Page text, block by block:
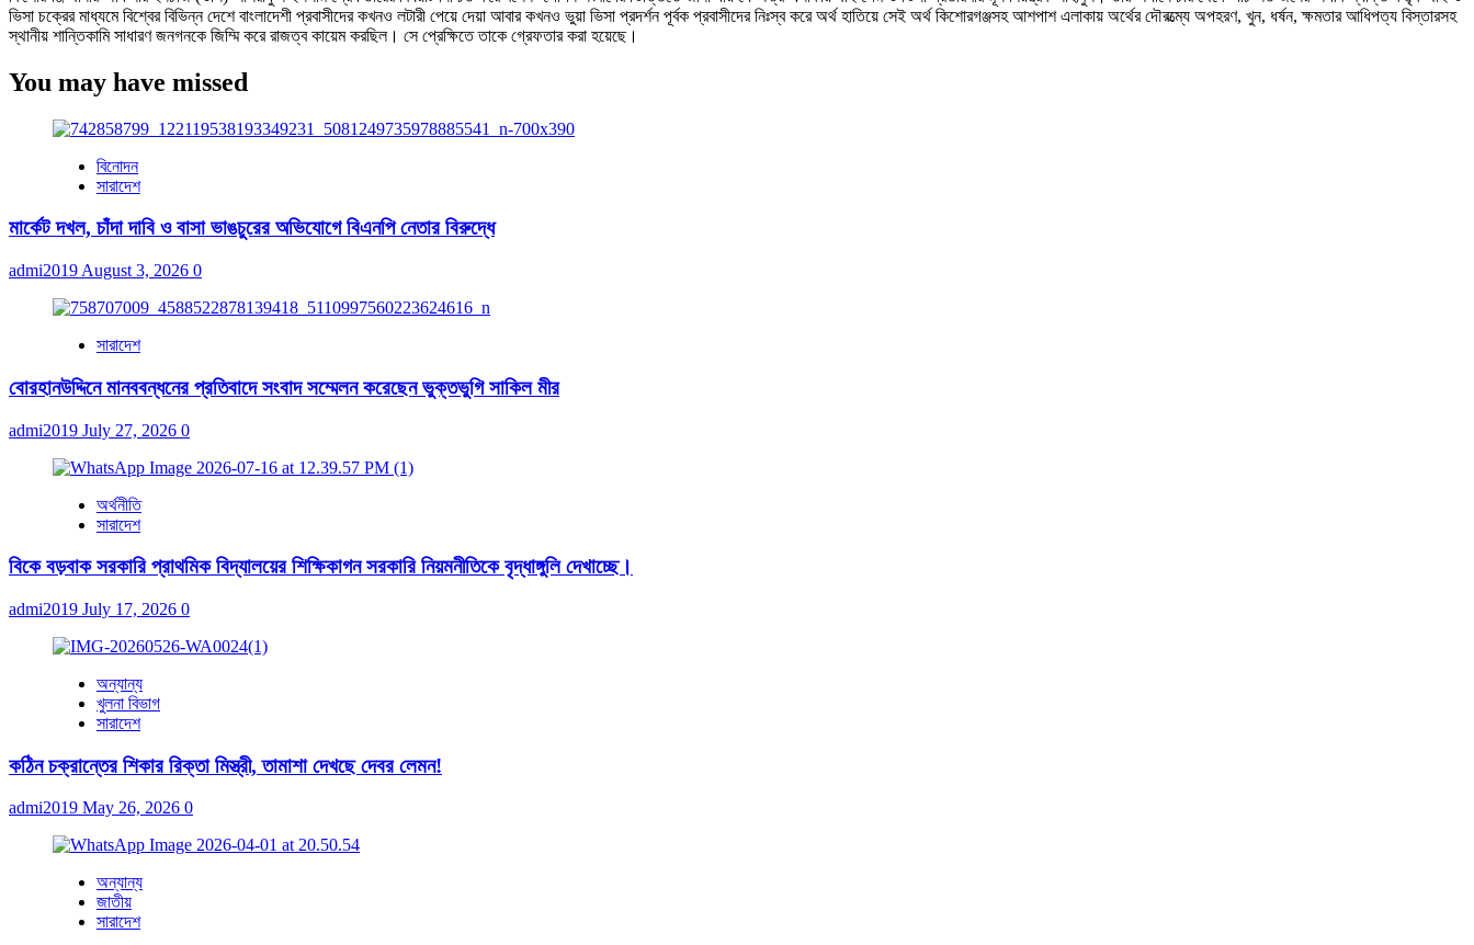
ভিসা চক্রের মাধ্যমে বিশ্বের বিভিন্ন দেশে বাংলাদেশী প্রবাসীদের কখনও লটারী পেয়ে দেয়া আবার কখনও ভুয়া ভিসা প্রদর্শন পূর্বক প্রবাসীদের নিঃস্ব করে অর্থ হাতিয়ে সেই অর্থ কিশোরগঞ্জসহ আশপাশ এলাকায় অর্থের দৌরত্ম্যে অপহরণ, খুন, ধর্ষন, ক্ষমতার আধিপত্য বিস্তারসহ
স্থানীয় শান্তিকামি সাধারণ জনগনকে জিম্মি করে রাজত্ব কায়েম করছিল। সে প্রেক্ষিতে তাকে গ্রেফতার করা হয়েছে।
You may have missed
বিনোদন
সারাদেশ
মার্কেট দখল, চাঁদা দাবি ও বাসা ভাঙচুরের অভিযোগে বিএনপি নেতার বিরুদ্ধে
admi2019 August 3, 2026 0
সারাদেশ
বোরহানউদ্দিনে মানববন্ধনের প্রতিবাদে সংবাদ সম্মেলন করেছেন ভুক্তভুগি সাকিল মীর
admi2019 July 27, 2026 0
অর্থনীতি
সারাদেশ
বিকে বড়বাক সরকারি প্রাথমিক বিদ্যালয়ের শিক্ষিকাগন সরকারি নিয়মনীতিকে বৃদ্ধাঙ্গুলি দেখাচ্ছে।
admi2019 July 17, 2026 0
অন্যান্য
খুলনা বিভাগ
সারাদেশ
কঠিন চক্রান্তের শিকার রিক্তা মিস্ত্রী, তামাশা দেখছে দেবর লেমন!
admi2019 May 26, 2026 0
অন্যান্য
জাতীয়
সারাদেশ